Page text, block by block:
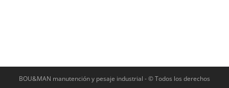
BOU&MAN manutención y pesaje industrial - © Todos los derechos